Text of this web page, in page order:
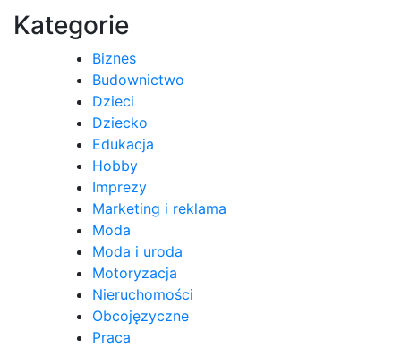
Kategorie
Biznes
Budownictwo
Dzieci
Dziecko
Edukacja
Hobby
Imprezy
Marketing i reklama
Moda
Moda i uroda
Motoryzacja
Nieruchomości
Obcojęzyczne
Praca